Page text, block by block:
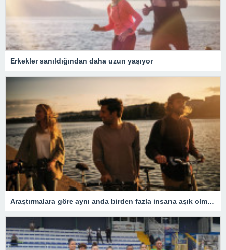
Erkekler sanıldığından daha uzun yaşıyor
Araştırmalara göre aynı anda birden fazla insana aşık olmak mümkün